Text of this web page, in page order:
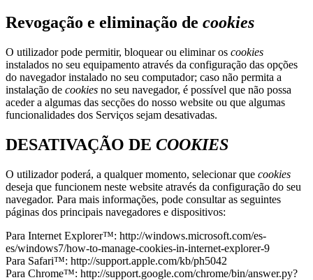
Revogação e eliminação de cookies
O utilizador pode permitir, bloquear ou eliminar os cookies
instalados no seu equipamento através da configuração das opções
do navegador instalado no seu computador; caso não permita a
instalação de cookies no seu navegador, é possível que não possa
aceder a algumas das secções do nosso website ou que algumas
funcionalidades dos Serviços sejam desativadas.
DESATIVAÇÃO DE COOKIES
O utilizador poderá, a qualquer momento, selecionar que cookies
deseja que funcionem neste website através da configuração do seu
navegador. Para mais informações, pode consultar as seguintes
páginas dos principais navegadores e dispositivos:
Para Internet Explorer™: http://windows.microsoft.com/es-
es/windows7/how-to-manage-cookies-in-internet-explorer-9
Para Safari™: http://support.apple.com/kb/ph5042
Para Chrome™: http://support.google.com/chrome/bin/answer.py?